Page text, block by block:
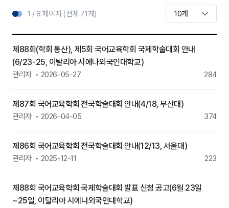
1 / 8 페이지 (전체 71개)
제88회(학회 통산), 제5회 국어교육학회 국제학술대회 안내
(6/23-25, 이탈리아 시에나외국인대학교)
관리자 2026-05-27 284
제87회 국어교육학회 전국학술대회 안내(4/18, 부산대)
관리자 2026-04-05 374
제86회 국어교육학회 전국학술대회 안내(12/13, 서울대)
관리자 2025-12-11 223
제88회 국어교육학회 국제학술대회 발표 신청 공고(6월 23일
~25일, 이탈리아 시에나외국인대학교)